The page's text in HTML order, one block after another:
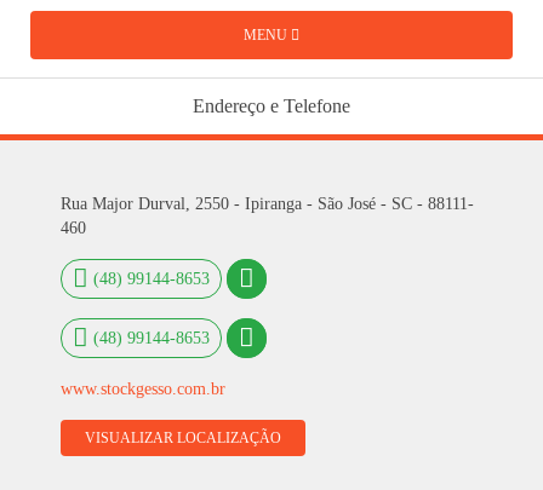
MENU
Endereço e Telefone
Rua Major Durval, 2550 - Ipiranga - São José - SC - 88111-
460
(48) 99144-8653
(48) 99144-8653
www.stockgesso.com.br
VISUALIZAR LOCALIZAÇÃO